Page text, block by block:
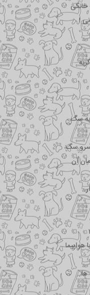
خانگی
!
سگ
سگ
آن
هواپیما